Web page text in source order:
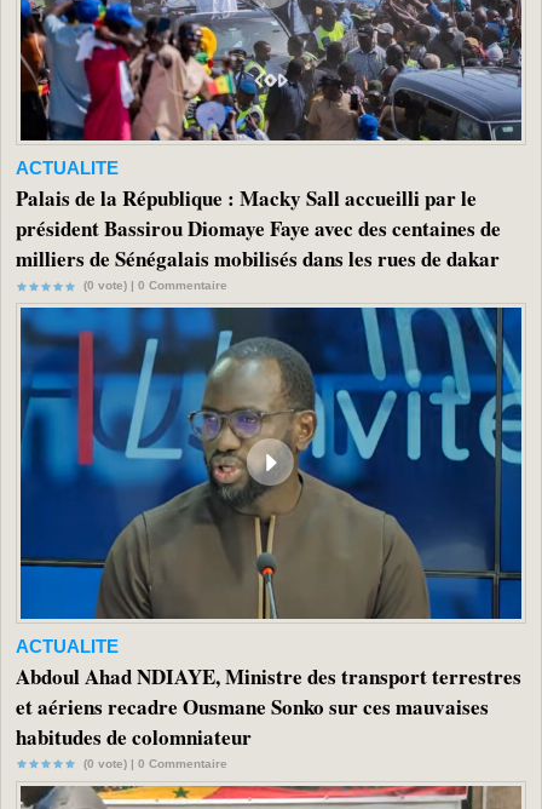
ACTUALITE
Palais de la République : Macky Sall accueilli par le
président Bassirou Diomaye Faye avec des centaines de
milliers de Sénégalais mobilisés dans les rues de dakar
(0 vote) | 0 Commentaire
ACTUALITE
Abdoul Ahad NDIAYE, Ministre des transport terrestres
et aériens recadre Ousmane Sonko sur ces mauvaises
habitudes de colomniateur
(0 vote) | 0 Commentaire